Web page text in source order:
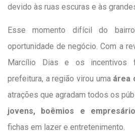
devido às ruas escuras e às
Esse momento difícil do
oportunidade de negócio. Com a
Marcílio Dias e os incentivos
prefeitura, a região virou uma área
atrações que agradam todos os
jovens, boêmios e
fichas em lazer e entretenimento.